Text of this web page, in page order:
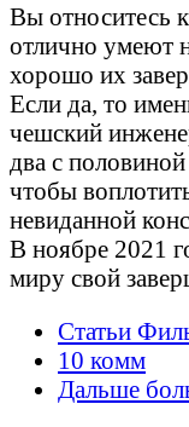
Вы относитесь
отлично умеют
хорошо их
Если да, то
чешский
два с
чтобы
невиданной
В ноябре 2021
миру свой
Статьи
10 комм
Дальше